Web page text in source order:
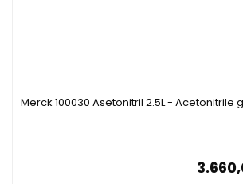
Merck 100030 Asetonitril 2.5L -